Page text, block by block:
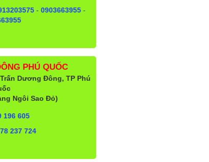
- 0903663955-
PHÚ QUỐC
Dương Đông, TP Phú
Ngôi Sao Đỏ)
196 605
237 724